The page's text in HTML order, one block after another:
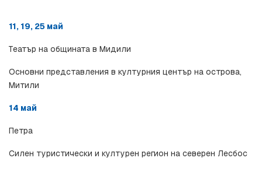
11, 19, 25 май
Театър на общината в Мидили
Основни представления в културния център на острова,
Митили
14 май
Петра
Силен туристически и културен регион на северен Лесбос